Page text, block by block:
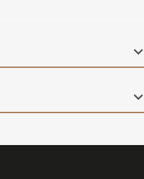
saison. Il allie un
un look
ce tissu en
vos envies créatives.